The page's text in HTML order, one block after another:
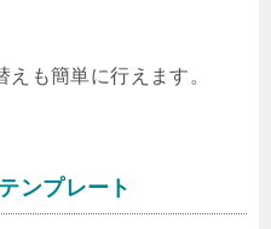
も簡単に行えます。
ンプレート